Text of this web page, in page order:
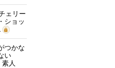
ェリー
ショッ
つかな
い
人